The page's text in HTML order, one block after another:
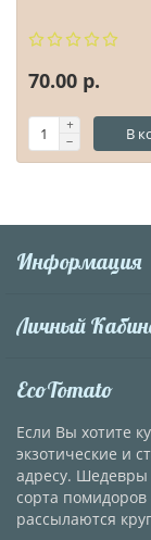
70.00 р.
В
Информация
Личный
EcoTomato
Если Вы хотите
экзотические и
адресу.
сорта
рассылаются